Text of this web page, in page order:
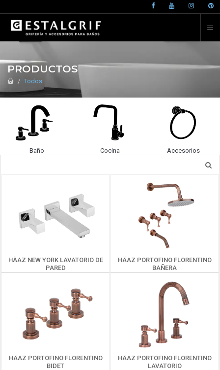
PRODUCTOS
Todos
Baño Cocina Accesorios
HÄAZ NEW YORK LAVATORIO DE
PARED
HÄAZ PORTOFINO FLORENTINO
BAÑERA
HÄAZ PORTOFINO FLORENTINO
BIDET
HÄAZ PORTOFINO FLORENTINO
LAVATORIO